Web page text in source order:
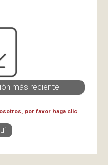
más reciente
por favor haga clic